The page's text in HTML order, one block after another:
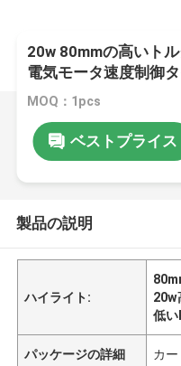
20w 80mmの高いト
電気モータ速度制御
MOQ：1pcs
ベストプライス
製品の説明
ハイライト:
20w
低
パッケージの詳細 カー